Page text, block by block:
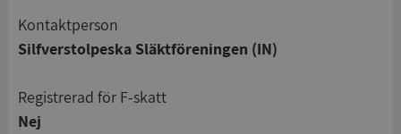
Kontaktperson
Silfverstolpeska Släktföreningen (IN)
registrerad för F-skatt
Nej